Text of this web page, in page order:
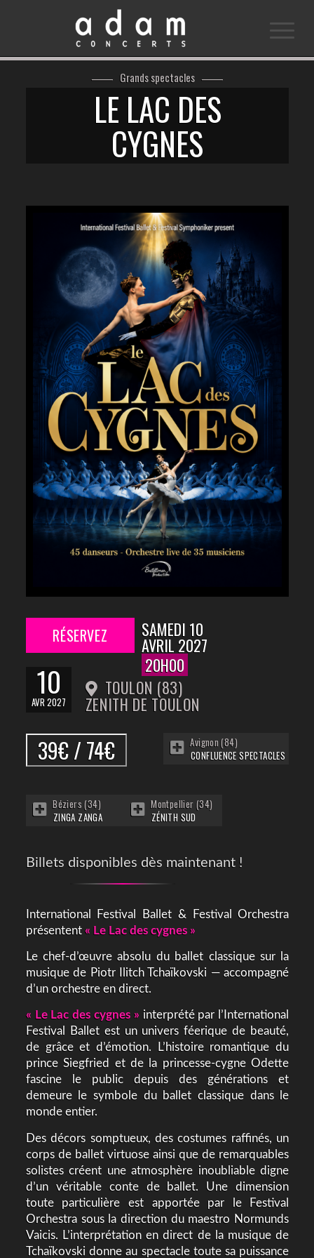
Grands spectacles
LE LAC DES
CYGNES
RÉSERVEZ
10
AVR 2027
SAMEDI 10
AVRIL 2027
20H00
TOULON (83)
ZENITH DE TOULON
39€ / 74€
Avignon (84)
CONFLUENCE SPECTACLES
Béziers (34)
ZINGA ZANGA
Montpellier (34)
ZÉNITH SUD
Billets disponibles dès maintenant !
International Festival Ballet & Festival Orchestra
présentent « Le Lac des cygnes »
Le chef-d’œuvre absolu du ballet classique sur la
musique de Piotr Ilitch Tchaïkovski — accompagné
d’un orchestre en direct.
« Le Lac des cygnes » interprété par l’International
Festival Ballet est un univers féerique de beauté,
de grâce et d’émotion. L’histoire romantique du
prince Siegfried et de la princesse-cygne Odette
fascine le public depuis des générations et
demeure le symbole du ballet classique dans le
monde entier.
Des décors somptueux, des costumes raffinés, un
corps de ballet virtuose ainsi que de remarquables
solistes créent une atmosphère inoubliable digne
d’un véritable conte de ballet. Une dimension
toute particulière est apportée par le Festival
Orchestra sous la direction du maestro Normunds
Vaicis. L’interprétation en direct de la musique de
Tchaïkovski donne au spectacle toute sa puissance